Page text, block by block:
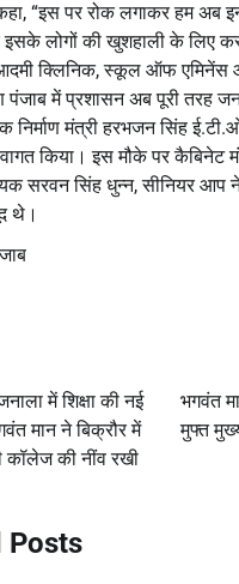
“इस पर रोक लगाकर हम अब
लोगों की खुशहाली के लिए
क्लिनिक, स्कूल ऑफ एमिनेंस
पंजाब में प्रशासन अब पूरी तरह
मंत्री हरभजन सिंह
किया। इस मौके पर कैबिनेट
सरवन सिंह धुन्न, सीनियर आप
थे।
में शिक्षा की नई
मान ने बिक्रौर में
कॉलेज की नींव रखी
भगवंत
मुफ्त
Posts